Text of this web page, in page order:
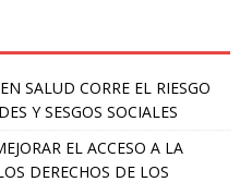
SALUD CORRE EL RIESGO
Y SESGOS SOCIALES
EL ACCESO A LA
DERECHOS DE LOS